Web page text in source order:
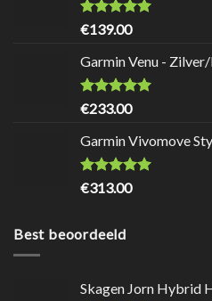
Waardering
€139.00
Garmin Venu -
Waardering
€233.00
Garmin Vivomove
Waardering
€313.00
Best beoordeeld
Skagen Jorn Hybrid